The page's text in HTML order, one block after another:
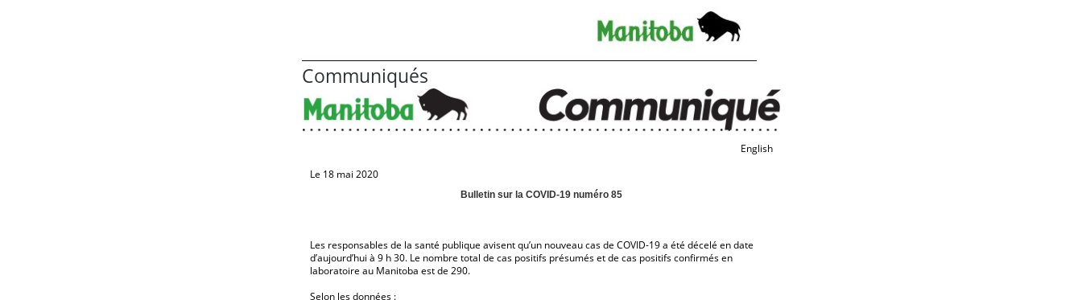
Communiqués
English
Le 18 mai 2020
Bulletin sur la COVID-19 numéro 85
Les responsables de la santé publique avisent qu’un nouveau cas de COVID-19 a été décelé en date
d’aujourd’hui à 9 h 30. Le nombre total de cas positifs présumés et de cas positifs confirmés en
laboratoire au Manitoba est de 290.
Selon les données :